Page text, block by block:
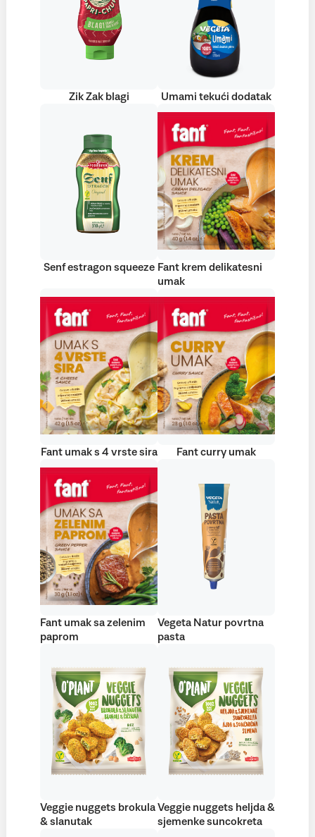
Zik Zak blagi Umami tekući dodatak
Senf estragon squeeze Fant krem delikatesni
umak
Fant umak s 4 vrste sira Fant curry umak
Fant umak sa zelenim
paprom
Vegeta Natur povrtna
pasta
Veggie nuggets brokula
& slanutak
Veggie nuggets heljda &
sjemenke suncokreta